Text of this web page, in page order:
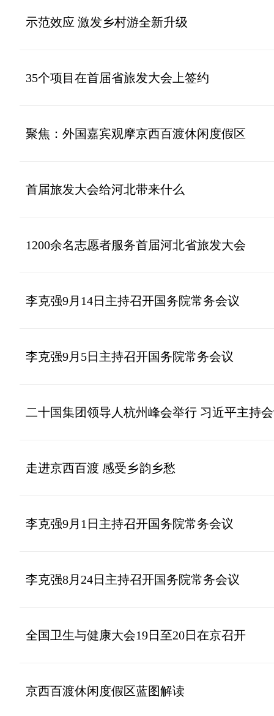
示范效应 激发乡村游全新升级
35个项目在首届省旅发大会上签约
聚焦：外国嘉宾观摩京西百渡休闲度假区
首届旅发大会给河北带来什么
1200余名志愿者服务首届河北省旅发大会
李克强9月14日主持召开国务院常务会议
李克强9月5日主持召开国务院常务会议
二十国集团领导人杭州峰会举行 习近平主持
走进京西百渡 感受乡韵乡愁
李克强9月1日主持召开国务院常务会议
李克强8月24日主持召开国务院常务会议
全国卫生与健康大会19日至20日在京召开
京西百渡休闲度假区蓝图解读